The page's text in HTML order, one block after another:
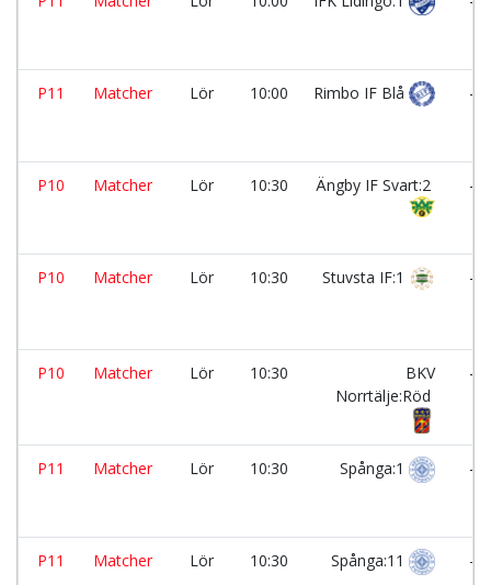
P11 Matcher Lör 10:00 Rimbo IF Blå -
P10 Matcher Lör 10:30 Ängby IF Svart:2 -
P10 Matcher Lör 10:30 Stuvsta IF:1 -
P10 Matcher Lör 10:30
BKV
Norrtälje:Röd
-
P11 Matcher Lör 10:30 Spånga:1 -
P11 Matcher Lör 10:30 Spånga:11 -